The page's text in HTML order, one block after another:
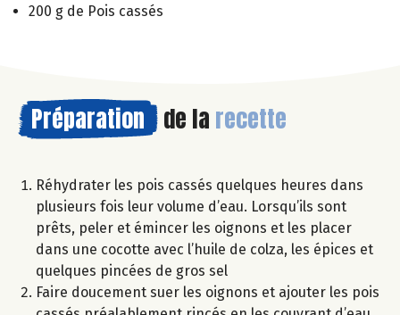
200 g de Pois cassés
Préparation de la recette
Réhydrater les pois cassés quelques heures dans
plusieurs fois leur volume d’eau. Lorsqu’ils sont
prêts, peler et émincer les oignons et les placer
dans une cocotte avec l’huile de colza, les épices et
quelques pincées de gros sel
Faire doucement suer les oignons et ajouter les pois